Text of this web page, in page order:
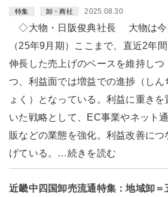
特集 卸・商社 2025.08.30
◇大物・日阪俊典社長 大物は今
（25年9月期）ここまで、直近2年
伸長した売上げのベースを維持しつ
つ、利益面では増益での進捗（しん
ょく）となっている。利益に重きを
いた戦略として、EC事業やネット通
販などの業態を強化。利益改善につ
げている。…続きを読む
近畿中四国卸売流通特集：地域卸＝